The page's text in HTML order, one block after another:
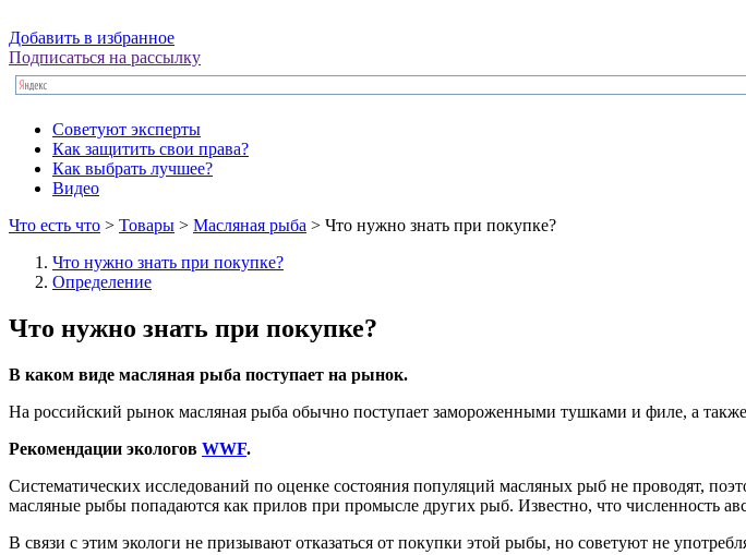
Добавить в избранное
Подписаться на рассылку
Советуют эксперты
Как защитить свои права?
Как выбрать лучшее?
Видео
Что есть что > Товары > Масляная рыба > Что нужно знать при покупке?
Что нужно знать при покупке?
Определение
Что нужно знать при покупке?
В каком виде масляная рыба поступает на рынок.
На российский рынок масляная рыба обычно поступает замороженными тушками и филе, а
Рекомендации экологов WWF.
Систематических исследований по оценке состояния популяций масляных рыб не проводят,
масляные рыбы попадаются как прилов при промысле других рыб. Известно, что численность
В связи с этим экологи не призывают отказаться от покупки этой рыбы, но советуют не